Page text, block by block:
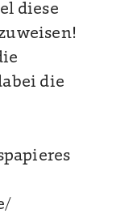
diese
die